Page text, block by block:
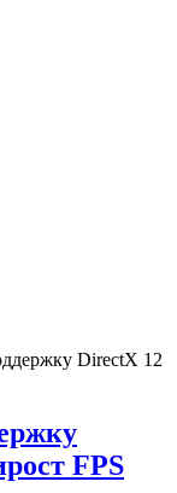
FPS